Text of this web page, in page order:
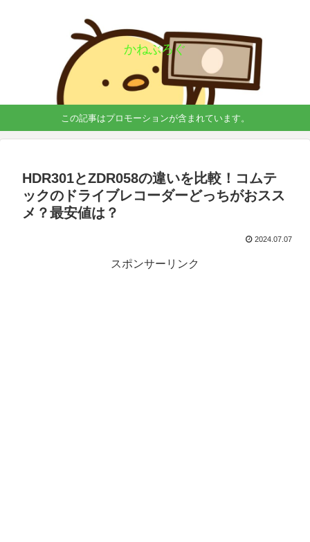
かねぶろぐ
この記事はプロモーションが含まれています。
HDR301とZDR058の違いを比較！コムテ
ックのドライブレコーダーどっちがおスス
メ？最安値は？
2024.07.07
スポンサーリンク